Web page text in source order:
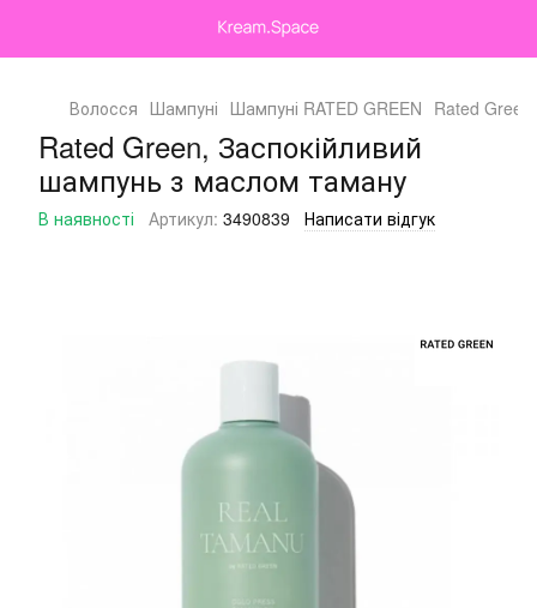
Волосся Шампуні Шампуні RATED GREEN Rated
Rated Green, Заспокійливий
шампунь з маслом таману
В наявності Артикул: 3490839 Написати відгук